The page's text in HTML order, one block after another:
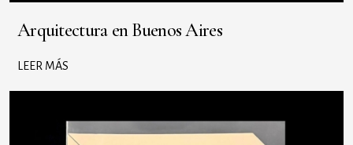
Arquitectura en Buenos Aires
LEER MÁS